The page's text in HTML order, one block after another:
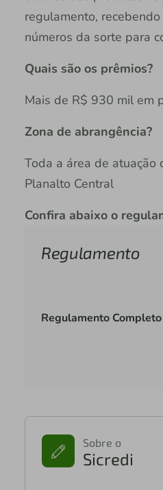
regulamento,
números da sorte para
Quais são os prêmios?
Mais de R$ 930 mil em
Zona de abrangência?
Toda a área de atuação
Planalto Central
Confira abaixo o
Regulamento
Regulamento Completo
Sobre o
Sicredi